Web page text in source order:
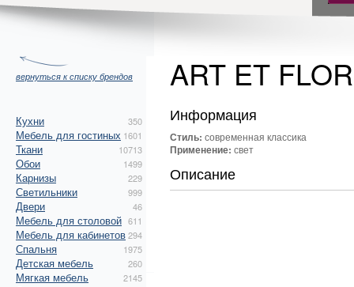
вернуться к списку брендов
Кухни 350
Мебель для гостиных 1601
Ткани 10713
Обои 1499
Карнизы 229
Светильники 999
Двери 46
Мебель для столовой 611
Мебель для кабинетов294
Спальня 1975
Детская мебель 260
Мягкая мебель 2145
ART ET
Информация
Стиль: современная классика
Применение: свет
Описание